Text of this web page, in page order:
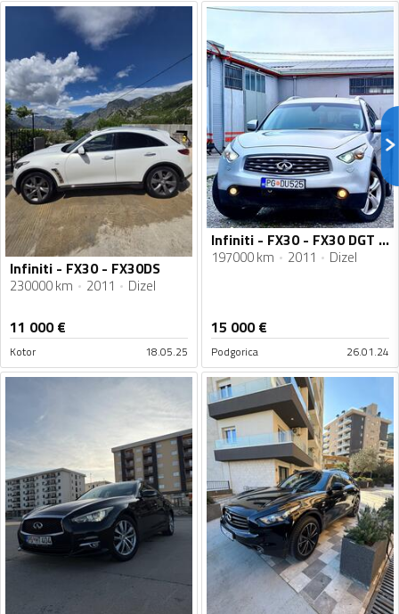
Infiniti - FX30 - FX30DS
230000 km 2011 Dizel
11 000€
Kotor 18.05.25
Infiniti - FX30 - FX30 DGT PREMIUM
197000 km 2011 Dizel
15 000€
Podgorica 26.01.24